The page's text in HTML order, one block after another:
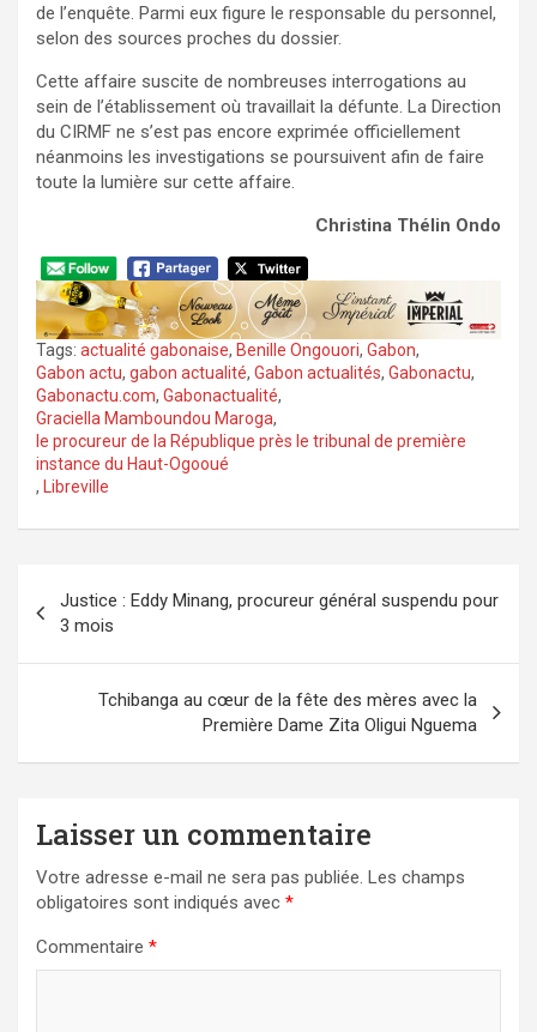
de l’enquête. Parmi eux figure le responsable du personnel,
selon des sources proches du dossier.
Cette affaire suscite de nombreuses interrogations au
sein de l’établissement où travaillait la défunte. La Direction
du CIRMF ne s’est pas encore exprimée officiellement
néanmoins les investigations se poursuivent afin de faire
toute la lumière sur cette affaire.
Christina Thélin Ondo
Tags: actualité gabonaise, Benille Ongouori, Gabon,
Gabon actu, gabon actualité, Gabon actualités, Gabonactu,
Gabonactu.com, Gabonactualité,
Graciella Mamboundou Maroga,
le procureur de la République près le tribunal de première
instance du Haut-Ogooué
, Libreville
de
l’article
Justice : Eddy Minang, procureur général suspendu pour
3 mois
Tchibanga au cœur de la fête des mères avec la
Première Dame Zita Oligui Nguema
Laisser un commentaire
Votre adresse e-mail ne sera pas publiée. Les champs
obligatoires sont indiqués avec *
Commentaire *